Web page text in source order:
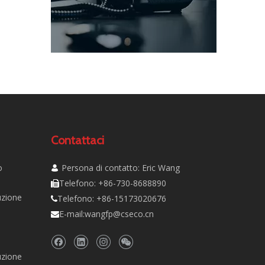
Contattaci
 Persona di contatto: Eric Wang
Telefono: +86-730-8688890
Telefono: +86-15173020676
E-mail:wangfp@cseco.cn